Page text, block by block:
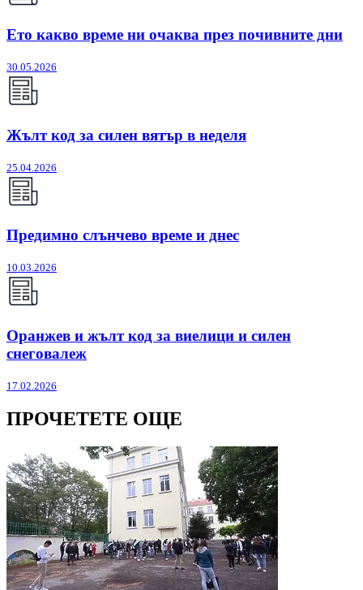
Ето какво време ни очаква през почивните дни
30.05.2026
Жълт код за силен вятър в неделя
25.04.2026
Предимно слънчево време и днес
10.03.2026
Оранжев и жълт код за виелици и силен
снеговалеж
17.02.2026
ПРОЧЕТЕТЕ ОЩЕ